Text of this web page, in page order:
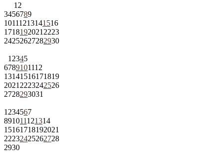
1 2
3456789
10111213141516
1718192021 2223
24252627282930
1 2345
6789101112
13141516171819
2021 2223242526
2728293031
1 234567
891011121314
15161718192021
22232425262728
2930